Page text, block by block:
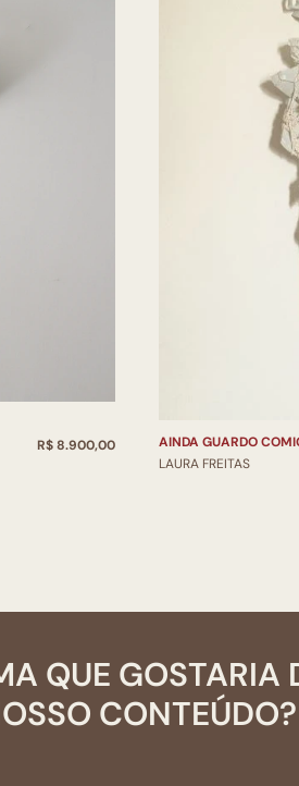
R$ 8.900,00
AINDA GUARDO
LAURA FREITAS
QUE GOSTARIA
CONTEÚDO?